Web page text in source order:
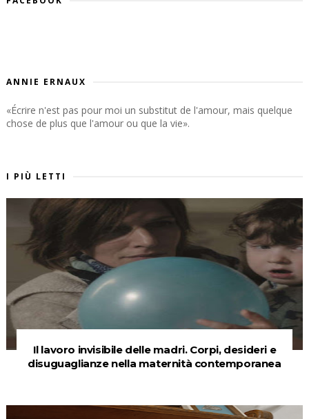
ANNIE ERNAUX
«Écrire n'est pas pour moi un substitut de l'amour, mais quelque
chose de plus que l'amour ou que la vie».
I PIÙ LETTI
Il lavoro invisibile delle madri. Corpi, desideri e
disuguaglianze nella maternità contemporanea